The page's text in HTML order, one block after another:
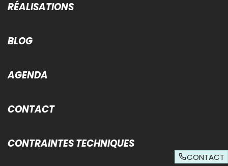
CONTACT
RÉALISATIONS
BLOG
AGENDA
CONTACT
CONTRAINTES TECHNIQUES